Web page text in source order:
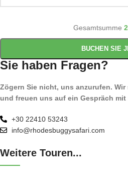
Gesamtsumme
BUCHEN SIE
Sie haben Fragen?
Zögern Sie nicht, uns anzurufen.
und freuen uns auf ein Gespräch mit
+30 22410 53243
info@rhodesbuggysafari.com
Weitere Touren...